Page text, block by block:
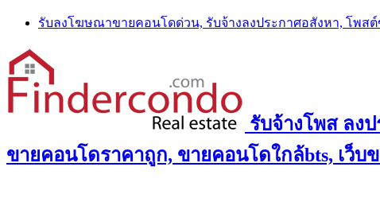
Skip
content
รับลงโฆษณาขายคอนโดด่วน, รับจ้างลงประกาศอสังหา, โพส
รับจ้างโพส ลง
ขายคอนโดราคาถูก, ขายคอนโดใกล้bts, เว็